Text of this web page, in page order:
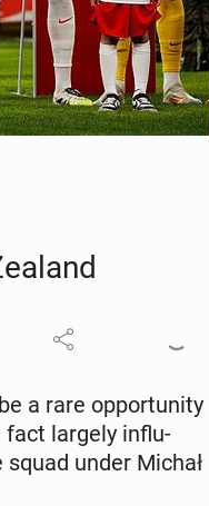
a rare op­por­tu­ni­ty
fact largely in­flu­
under Michał